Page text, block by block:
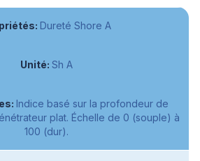
Dureté Shore A
Sh A
Indice basé sur la profondeur de
plat. Échelle de 0 (souple) à
100 (dur).